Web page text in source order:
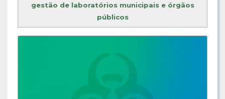
gestão de laboratórios municipais e órgãos
públicos